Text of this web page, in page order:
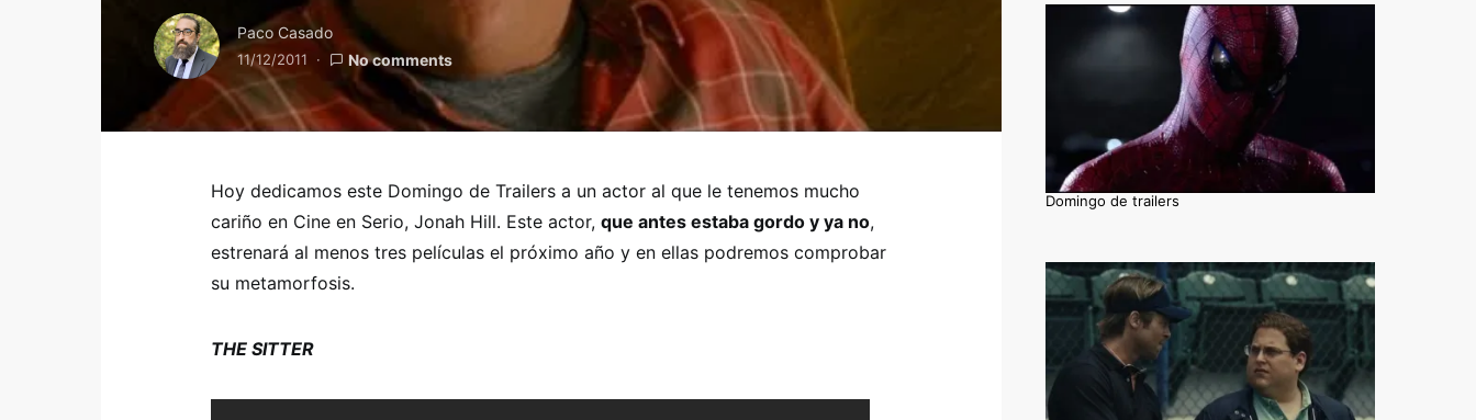
Paco Casado
11/12/2011 No comments
Hoy dedicamos este Domingo de Trailers a un actor al que le tenemos mucho
cariño en Cine en Serio, Jonah Hill. Este actor, que antes estaba gordo y ya no,
estrenará al menos tres películas el próximo año y en ellas podremos comprobar
su metamorfosis.
THE SITTER
Domingo de trailers